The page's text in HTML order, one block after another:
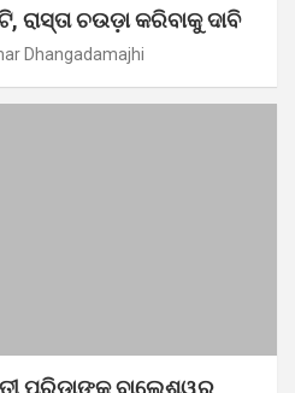
ରାସ୍ତା ଚଉଡ଼ା କରିବାକୁ ଦାବି
Dhangadamajhi
ପରିଡାଙ୍କ ବାଲେଶ୍ୱର